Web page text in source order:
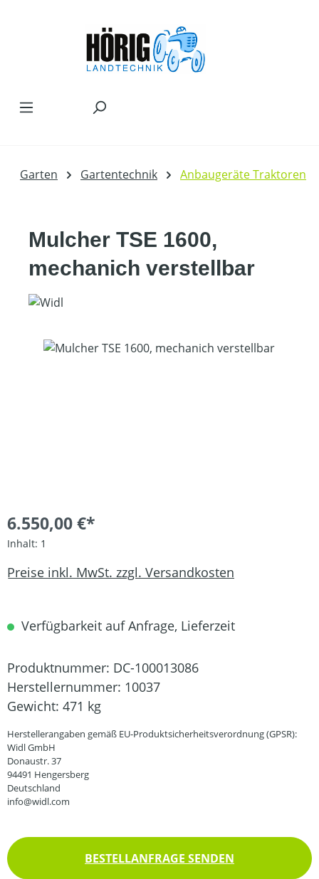
Garten Gartentechnik Anbaugeräte Traktoren
Mulcher TSE 1600,
mechanich verstellbar
Bildergalerie überspringen
6.550,00 €*
Inhalt: 1
Preise inkl. MwSt. zzgl. Versandkosten
Verfügbarkeit auf Anfrage, Lieferzeit
Produktnummer: DC-100013086
Herstellernummer: 10037
Gewicht: 471 kg
Herstellerangaben gemäß EU-Produktsicherheitsverordnung (GPSR):
Widl GmbH
Donaustr. 37
94491 Hengersberg
Deutschland
info@widl.com
BESTELLANFRAGE SENDEN